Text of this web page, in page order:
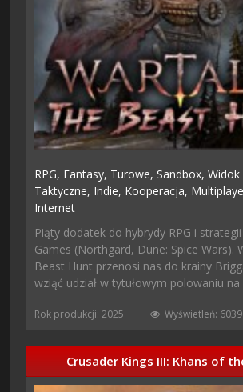
RPG, Fantasy, Turowe,Sandbox,
Taktyczne, Indie, Kooperacja,
Internet
Piąty dodatek do hybrydy RPG i
Games (Northgard, Dune: Spice Wars).
Beast Hunt przenosi nas do krainy
wziąć udział w tytułowym polowaniu
Rok produkcji: 2025 Wyświetleń:
Crusader Kings III: Khans of